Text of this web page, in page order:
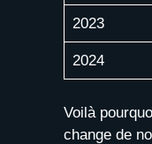
2023
2024
Voilà
change de